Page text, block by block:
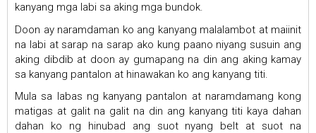
kanyang mga labi sa aking mga bundok.
Doon ay naramdaman ko ang kanyang malalambot at maiinit
na labi at sarap na sarap ako kung paano niyang susuin ang
aking dibdib at doon ay gumapang na din ang aking kamay
sa kanyang pantalon at hinawakan ko ang kanyang titi.
Mula sa labas ng kanyang pantalon at naramdamang kong
matigas at galit na galit na din ang kanyang titi kaya dahan
dahan ko ng hinubad ang suot nyang belt at suot na